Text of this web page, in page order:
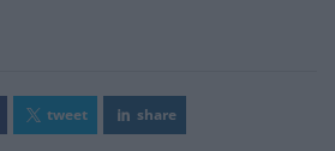
tweet share